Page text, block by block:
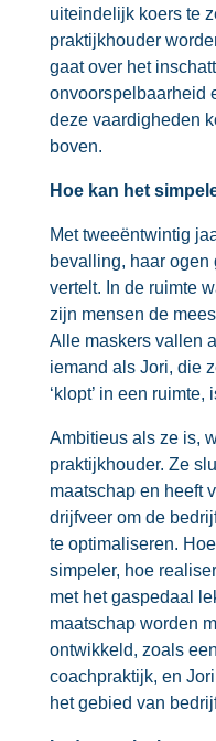
uiteindelijk koers te
praktijkhouder
gaat over het
onvoorspelbaarheid
deze vaardigheden
boven.
Hoe kan het
Met tweeëntwintig
bevalling, haar
vertelt. In de ruimte
zijn mensen de
Alle maskers vallen
iemand als Jori, die
‘klopt’ in een
Ambitieus als ze is,
praktijkhouder. Ze
maatschap en heeft
drijfveer om de
te optimaliseren.
simpeler, hoe
met het gaspedaal
maatschap worden
ontwikkeld, zoals
coachpraktijk, en
het gebied van